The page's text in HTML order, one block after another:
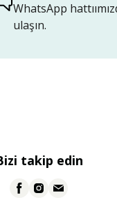
WhatsApp
ulaşın.
takip edin